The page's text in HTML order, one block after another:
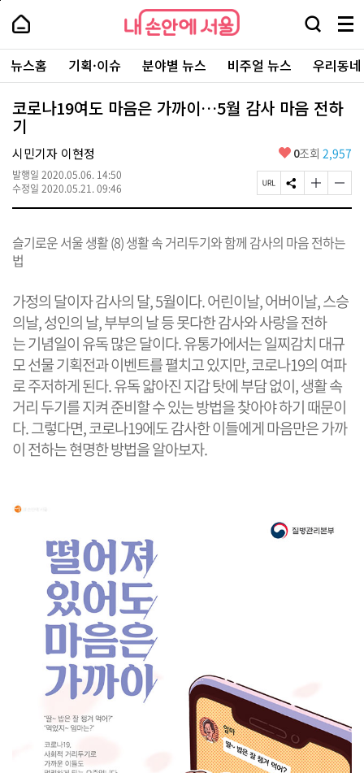
본
로
가
내
손
안
에
서
울
-
서
울
시
대
표
소
통
포
내
손
에
울
검
창
열
기
메
뉴
전
체
보
주
요
서
뉴스홈 기획·이슈 분야별 뉴스 비주얼 뉴스 우리동
코로나19여도 마음은 가까이…5월 감사 마음 전하
기
시민기자 이현정
발행일 2020.05.06. 14:50
수정일 2020.05.21. 09:46
좋
요
0조회 2,957
페
이
R
S
N
유
글
자
크
하
기
글
자
작
하
기
슬기로운 서울 생활 (8)생활 속 거리두기와 함께 감사의 마음 전하는
법
​가정의 달이자 감사의 달, 5월이다. 어린이날, 어버이날, 스승
의날, 성인의 날, 부부의 날 등 못다한 감사와 사랑을 전하
는 기념일이 유독 많은 달이다. 유통가에서는 일찌감치 대규
모 선물 기획전과 이벤트를 펼치고 있지만, 코로나19의 여파
로 주저하게 된다. 유독 얇아진 지갑 탓에 부담 없이, 생활 속
거리 두기를 지켜 준비할 수 있는 방법을 찾아야 하기때문이
다.그렇다면,코로나19에도 감사한 이들에게 마음만은 가까
이 전하는 현명한 방법을 알아보자.
페
상
단
로